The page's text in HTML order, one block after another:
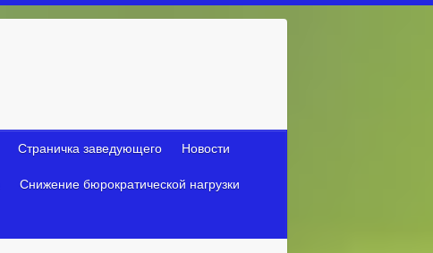
Страничка заведующего Новости
Снижение бюрократической нагрузки